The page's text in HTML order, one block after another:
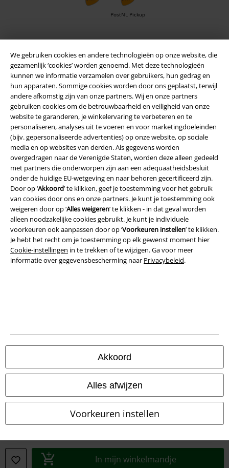
We gebruiken cookies en andere technologieën op onze website, die
gezamenlijk ‘cookies’ worden genoemd. Met deze technologieën
kunnen we informatie verzamelen over gebruikers, hun gedrag en
hun apparaten. Sommige cookies worden door ons geplaatst, terwijl
andere afkomstig zijn van onze partners. Wij en onze partners
gebruiken cookies om de betrouwbaarheid en veiligheid van onze
website te garanderen, je winkelervaring te verbeteren en te
personaliseren, analyses uit te voeren en voor marketingdoeleinden
(bijv. gepersonaliseerde advertenties) op onze website, op sociale
media en op websites van derden. Als gegevens worden
overgedragen naar de Verenigde Staten, worden deze alleen gedeeld
met partners die onderworpen zijn aan een adequaatheidsbesluit
onder de huidige EU-wetgeving en naar behoren gecertificeerd zijn.
Door op ‘Akkoord’ te klikken, geef je toestemming voor het gebruik
van cookies door ons en onze partners. Je kunt je toestemming ook
weigeren door op ‘Alles weigeren’ te klikken - in dat geval worden
alleen noodzakelijke cookies gebruikt. Je kunt je individuele
voorkeuren ook aanpassen door op ‘Voorkeuren instellen’ te klikken.
Je hebt het recht om je toestemming op elk gewenst moment hier
Cookie-instellingen in te trekken of te wijzigen. Ga voor meer
informatie over gegevensbescherming naar Privacybeleid.
Akkoord
Alles afwijzen
Voorkeuren instellen
In mijn winkelmandje
PostNL Pickup
large app
Download gratis de nieuwe large app en profiteer van alle nieuwe
functies en voordelen!
A Warner Music Group Company
Beveiliging
Bedrijfsgegevens
Privacyverklaring
Verklaring van conformiteit